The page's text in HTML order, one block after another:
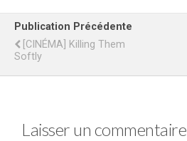
Publication Précédente
[CINÉMA] Killing Them
Softly
Laisser un commentaire